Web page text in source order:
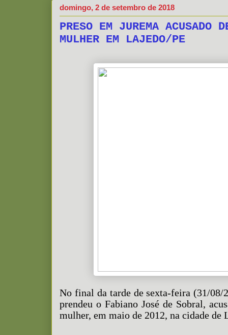
domingo, 2 de setembro de 2018
PRESO EM JUREMA ACUSADO
MULHER EM LAJEDO/PE
No final da tarde de sexta-feira (31/
prendeu o Fabiano José de Sobral,
mulher, em maio de 2012, na cidade de